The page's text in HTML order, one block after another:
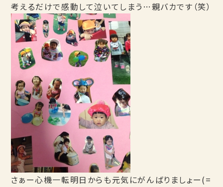
考えるだけで感動して泣いてしまう…親バカです（笑）
さぁー心機一転明日からも元気にがんばりましょー(=